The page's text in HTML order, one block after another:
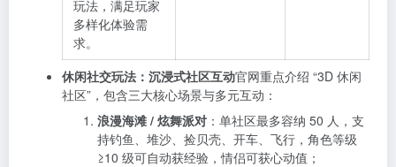
玩法，满足玩家
多样化体验需
求。
休闲社交玩法：沉浸式社区互动官网重点介绍 “3D 休闲
社区”，包含三大核心场景与多元互动：
浪漫海滩 / 炫舞派对 ：单社区最多容纳 50 人，支
持钓鱼、堆沙、捡贝壳、开车、飞行，角色等级
≥10 级可自动获经验，情侣可获心动值；